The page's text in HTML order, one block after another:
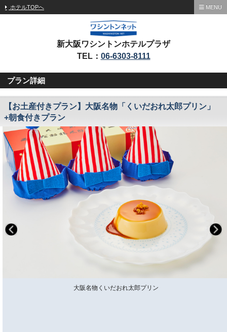
ホテルTOPへ MENU
新大阪ワシントンホテルプラザ
TEL： 06-6303-8111
プラン詳細
【お土産付きプラン】大阪名物「くいだおれ太郎プリン」
+朝食付きプラン
大阪名物くいだおれ太郎プリン